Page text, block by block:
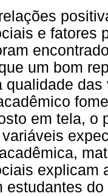
e fatores
um bom
qualidade
em tela, o
explicam
estudantes